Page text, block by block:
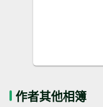
作者其他相簿